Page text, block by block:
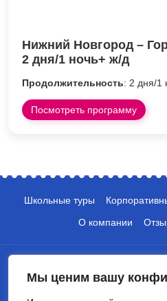
Мы ценим вашу
Нижний Новгород –
2 дня/1 ночь+ ж/д
Продолжительность: 2 дня/1
Посмотреть программу
Школьные туры
О компании